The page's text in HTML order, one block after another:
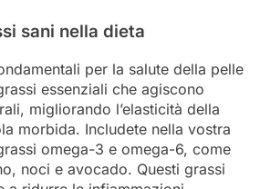
sani nella dieta
per la salute della pelle
essenziali che agiscono
migliorando l’elasticità della
morbida. Includete nella vostra
omega-3 e omega-6, come
noci e avocado. Questi grassi